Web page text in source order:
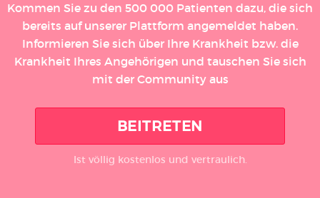
Kommen Sie zu den 500 000 Patienten dazu, die sich
bereits auf unserer Plattform angemeldet haben.
Informieren Sie sich über Ihre Krankheit bzw. die
Krankheit Ihres Angehörigen und tauschen Sie sich
mit der Community aus
BEITRETEN
Ist völlig kostenlos und vertraulich.